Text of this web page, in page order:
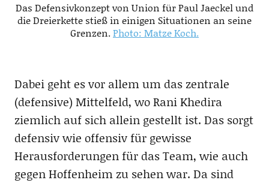
Das Defensivkonzept von Union für Paul Jaeckel und
die Dreierkette stieß in einigen Situationen an seine
Grenzen.Photo: Matze Koch.
Dabei geht es vor allem um das zentrale
(defensive) Mittelfeld, wo Rani Khedira
ziemlich auf sich allein gestellt ist. Das sorgt
defensiv wie offensiv für gewisse
Herausforderungen für das Team, wie auch
gegen Hoffenheim zu sehen war. Da sind